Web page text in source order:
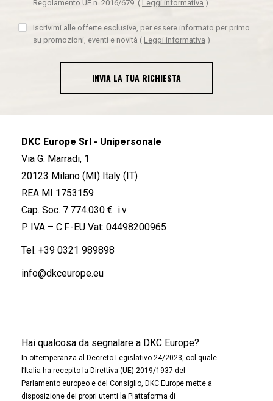
Regolamento UE n. 2016/679. ( Leggi informativa )
Iscrivimi alle offerte esclusive, per essere informato per primo
su promozioni, eventi e novità ( Leggi informativa )
INVIA LA TUA RICHIESTA
DKC Europe Srl - Unipersonale
Via G. Marradi, 1
20123 Milano (MI) Italy (IT)
REA MI 1753159
Cap. Soc. 7.774.030 € i.v.
P. IVA – C.F.-EU Vat: 04498200965
Tel. +39 0321 989898
info@dkceurope.eu
Hai qualcosa da segnalare a DKC Europe?
In ottemperanza al Decreto Legislativo 24/2023, col quale
l’Italia ha recepito la Direttiva (UE) 2019/1937 del
Parlamento europeo e del Consiglio, DKC Europe mette a
disposizione dei propri utenti la Piattaforma di